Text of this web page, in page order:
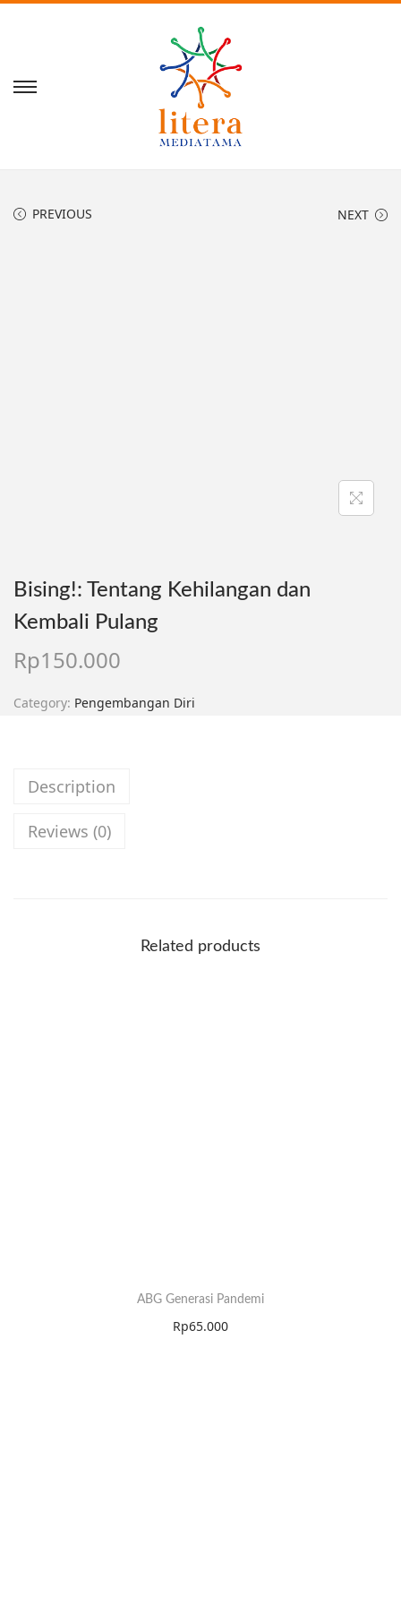
PREVIOUS NEXT
Bising!: Tentang Kehilangan dan
Kembali Pulang
Rp150.000
Category: Pengembangan Diri
Description
Reviews (0)
Related products
ABG Generasi Pandemi
Rp65.000